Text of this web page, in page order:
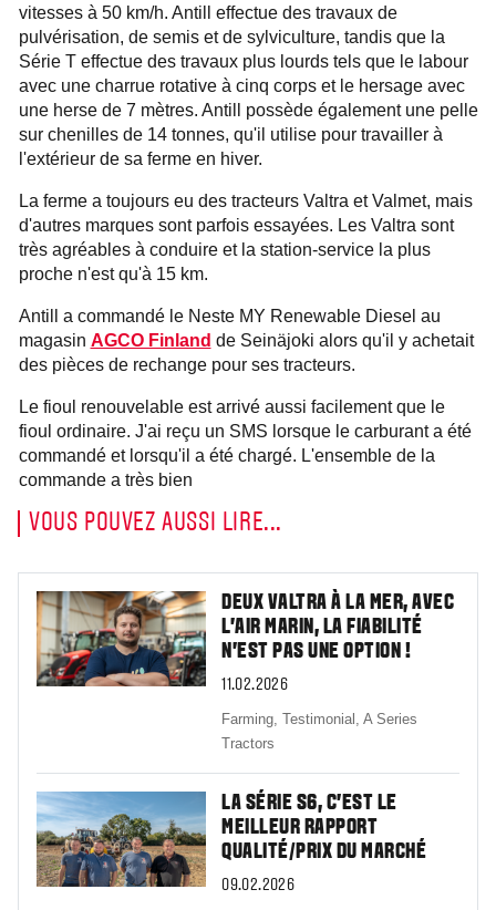
vitesses à 50 km/h. Antill effectue des travaux de
pulvérisation, de semis et de sylviculture, tandis que la
Série T effectue des travaux plus lourds tels que le labour
avec une charrue rotative à cinq corps et le hersage avec
une herse de 7 mètres. Antill possède également une pelle
sur chenilles de 14 tonnes, qu'il utilise pour travailler à
l'extérieur de sa ferme en hiver.
La ferme a toujours eu des tracteurs Valtra et Valmet, mais
d'autres marques sont parfois essayées. Les Valtra sont
très agréables à conduire et la station-service la plus
proche n'est qu'à 15 km.
Antill a commandé le Neste MY Renewable Diesel au
magasin AGCO Finland de Seinäjoki alors qu'il y achetait
des pièces de rechange pour ses tracteurs.
Le fioul renouvelable est arrivé aussi facilement que le
fioul ordinaire. J'ai reçu un SMS lorsque le carburant a été
commandé et lorsqu'il a été chargé. L'ensemble de la
commande a très bien
VOUS POUVEZ AUSSI LIRE...
DEUX VALTRA À LA MER, AVEC
L'AIR MARIN, LA FIABILITÉ
N'EST PAS UNE OPTION !
11.02.2026
Farming,Testimonial,A Series
Tractors
LA SÉRIE S6, C’EST LE
MEILLEUR RAPPORT
QUALITÉ/PRIX DU MARCHÉ
09.02.2026